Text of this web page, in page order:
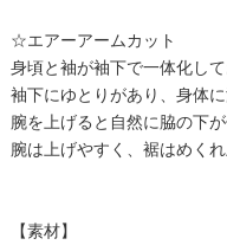
☆エアーアームカット
身頃と袖が袖下で一体化して
袖下にゆとりがあり、身体
腕を上げると自然に脇の下
腕は上げやすく、裾はめく
【素材】